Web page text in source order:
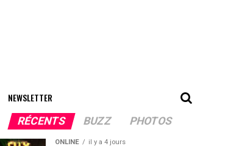
NEWSLETTER
RÉCENTS BUZZ PHOTOS
ONLINE il y a 4 jours